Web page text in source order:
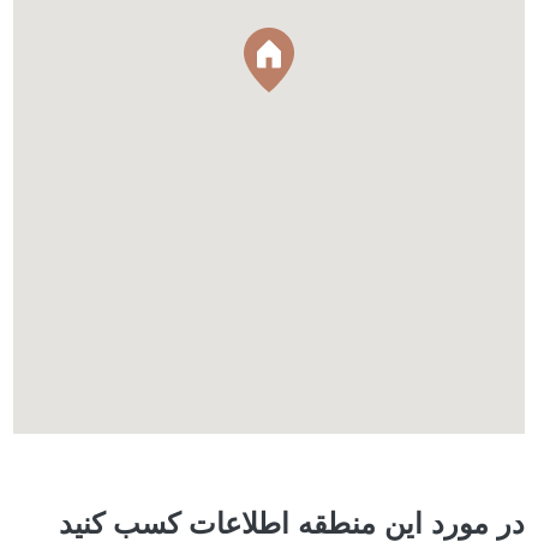
در مورد این منطقه اطلاعات کسب کنید